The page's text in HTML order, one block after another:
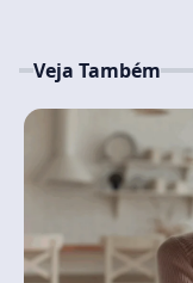
Veja Também